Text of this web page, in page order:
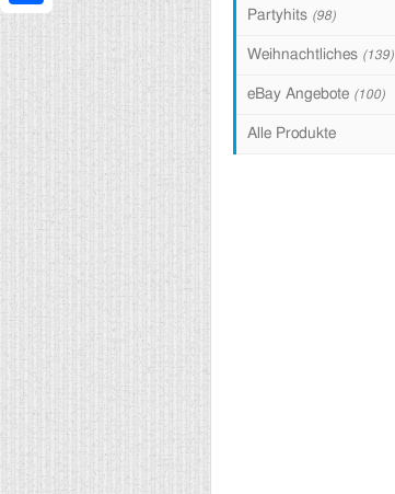
Partyhits (98)
Weihnachtliches (139)
eBay Angebote (100)
Alle Produkte
Share